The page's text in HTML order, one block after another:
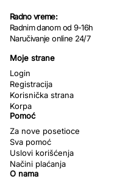
Radno vreme:
Radnim danom od 9-16h
Naručivanje online 24/7
Moje strane
Login
Registracija
Korisnička strana
Korpa
Pomoć
Za nove posetioce
Sva pomoć
Uslovi korišćenja
Načini plaćanja
O nama